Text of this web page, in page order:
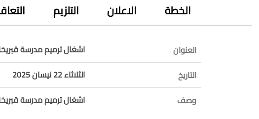
الخطة الاعلان التلزيم
العنوان
اشغال ترميم مدرسة
التاريخ
الثلاثاء 22 نيسان 2025
وصف
اشغال ترميم مدرسة